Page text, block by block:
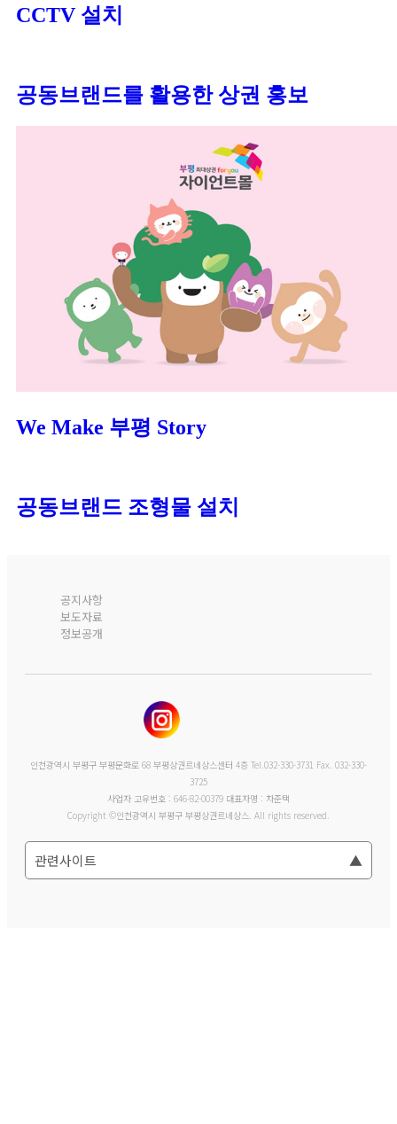
CCTV 설치
공동브랜드를 활용한 상권 홍보
We Make 부평 Story
공동브랜드 조형물 설치
공지사항
보도자료
정보공개
인천광역시 부평구 부평문화로 68 부평상권르네상스센터 4층 Tel.032-330-3731 Fax. 032-330-
3725
사업자 고유번호 : 646-82-00379 대표자명 : 차준택
Copyright ©인천광역시 부평구 부평상권르네상스. All rights reserved.
관련사이트 ▲